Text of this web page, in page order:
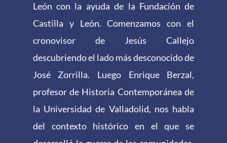
León con la ayuda de la Fundación de
Castilla y León. Comenzamos con el
cronovisor de Jesús Callejo
descubriendo el lado más desconocido de
José Zorrilla. Luego Enrique Berzal,
profesor de Historia Contemporánea de
la Universidad de Valladolid, nos habla
del contexto histórico en el que se